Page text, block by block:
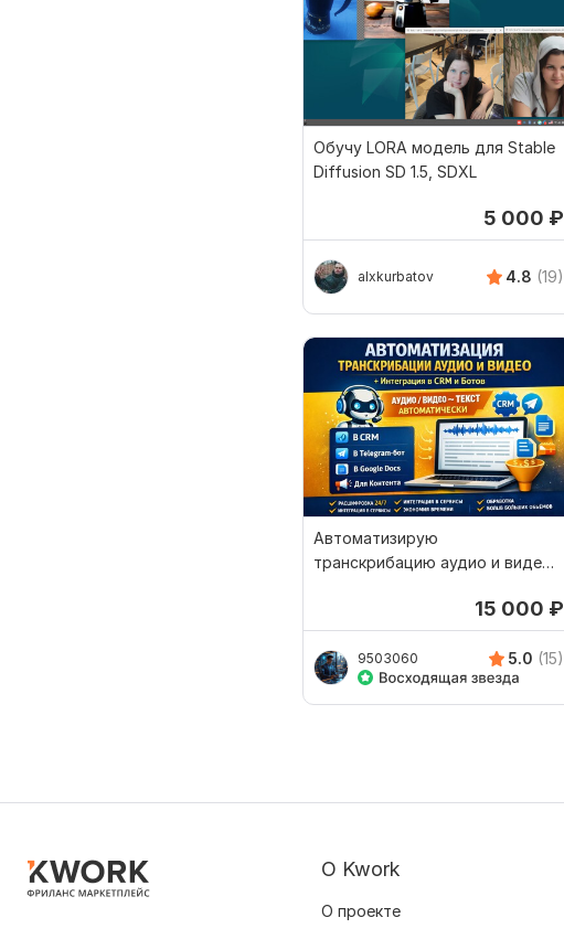
Обучу LORA модель для Stable
Diffusion SD 1.5, SDXL
5 000 ₽
alxkurbatov 4.8 (19)
Автоматизирую
транскрибацию аудио и видео
15 000 ₽
9503060 5.0 (15)
О Kwork
О проекте